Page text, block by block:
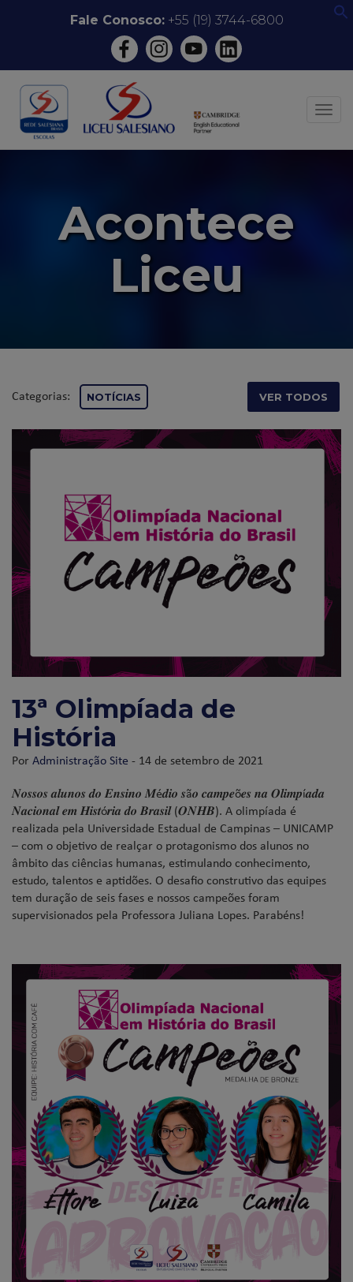
conteúdo
Fale Conosco:+55 (19) 3744-6800
Acontece
Liceu
Categorias: NOTÍCIAS VER TODOS
13ª Olimpíada de
História
PorAdministração Site - 14 de setembro de 2021
𝑵𝒐𝒔𝒔𝒐𝒔 𝒂𝒍𝒖𝒏𝒐𝒔 𝒅𝒐 𝑬𝒏𝒔𝒊𝒏𝒐 𝑴é𝒅𝒊𝒐 𝒔ã𝒐 𝒄𝒂𝒎𝒑𝒆õ𝒆𝒔 𝒏𝒂 𝑶𝒍𝒊𝒎𝒑í𝒂𝒅𝒂
𝑵𝒂𝒄𝒊𝒐𝒏𝒂𝒍 𝒆𝒎 𝑯𝒊𝒔𝒕ó𝒓𝒊𝒂 𝒅𝒐 𝑩𝒓𝒂𝒔𝒊𝒍 (𝑶𝑵𝑯𝑩). A olimpíada é
realizada pela Universidade Estadual de Campinas – UNICAMP
– com o objetivo de realçar o protagonismo dos alunos no
âmbito das ciências humanas, estimulando conhecimento,
estudo, talentos e aptidões. O desafio construtivo das equipes
tem duração de seis fases e nossos campeões foram
supervisionados pela Professora Juliana Lopes. Parabéns!